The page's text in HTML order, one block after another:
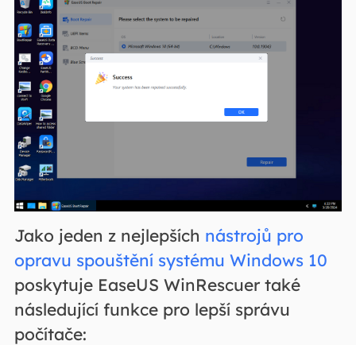
Jako jeden z nejlepších nástrojů pro
opravu spouštění systému Windows 10
poskytuje EaseUS WinRescuer také
následující funkce pro lepší správu
počítače: